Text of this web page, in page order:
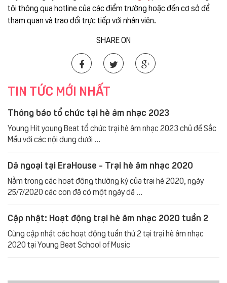
tôi thông qua hotline của các điểm trường hoặc đến cơ sở để
tham quan và trao đổi trực tiếp với nhân viên.
SHARE ON
TIN TỨC MỚI NHẤT
Thông báo tổ chức tại hè âm nhạc 2023
Young Hit young Beat tổ chức trại hè âm nhạc 2023 chủ đề Sắc
Mầu với các nội dung dưới ...
Dã ngoại tại EraHouse - Trại hè âm nhạc 2020
Nằm trong các hoạt động thường kỳ của trại hè 2020, ngày
25/7/2020 các con đã có một ngày dã ...
Cập nhật: Hoạt động trại hè âm nhạc 2020 tuần 2
Cùng cập nhật các hoạt động tuần thứ 2 tại trại hè âm nhạc
2020 tại Young Beat School of Music